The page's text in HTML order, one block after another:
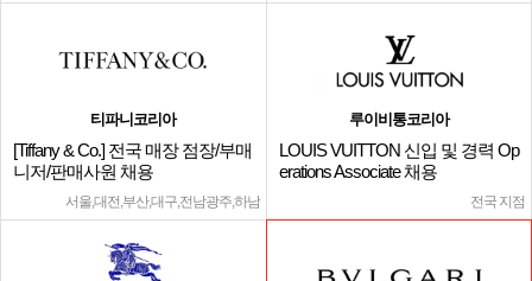
티파니코리아
[Tiffany & Co.] 전국 매장 점장/부매
니저/판매사원 채용
서울,대전,부산,대구,전남광주,하남
루이비통코리아
LOUIS VUITTON 신입 및 경력 Op
erations Associate 채용
전국 지점